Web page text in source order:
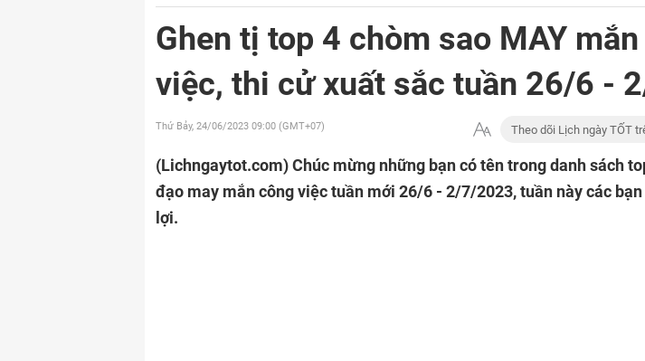
Ghen tị top 4 chòm sao MAY
việc, thi cử xuất sắc tuần 26/6 -
Thứ Bảy, 24/06/2023 09:00 (GMT+07) Theo dõi Lịch ngày TỐT
(Lichngaytot.com)Chúc mừng những bạn có tên trong danh sách
đạo may mắn công việc tuần mới 26/6 - 2/7/2023, tuần này các
lợi.